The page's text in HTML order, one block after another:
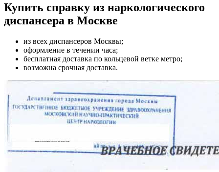
Купить справку из наркологического
диспансера в Москве
из всех диспансеров Москвы;
оформление в течении часа;
бесплатная доставка по кольцевой ветке метро;
возможна срочная доставка.